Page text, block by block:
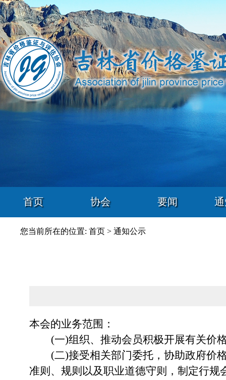
首页 协会 要闻
您当前所在的位置: 首页 > 通知公示
本会的业务范围：
(一)组织、推动会员积极开展有关价
(二)接受相关部门委托，协助政府价
准则、规则以及职业道德守则，制定行